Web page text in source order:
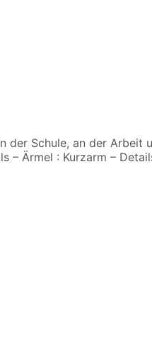
Schule, an der Arbeit
Ärmel : Kurzarm –